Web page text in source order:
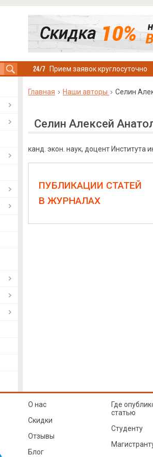
Прием заявок круглосуточно
Главная Наши авторы Селин
Селин Алексей
канд. экон. наук, доцент Института
ПУБЛИКАЦИИ СТАТЕЙ
В ЖУРНАЛАХ
О нас
Скидки
Отзывы
Блог
Где
статью
Студенту